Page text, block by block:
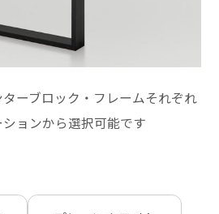
ーブロック・フレームそれぞれ
ョンから選択可能です